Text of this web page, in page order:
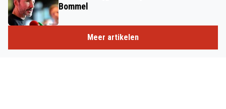
Bommel
Meer artikelen